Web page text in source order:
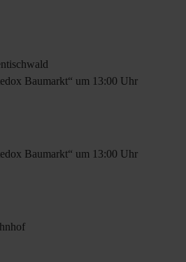
Baumarkt“ um 13:00 Uhr
Baumarkt“ um 13:00 Uhr